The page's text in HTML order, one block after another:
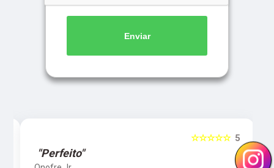
Enviar
5
☆☆☆☆☆
"Perfeito"